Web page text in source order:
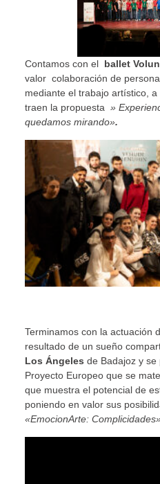
Contamos con el ballet
valor colaboración de
mediante el trabajo artístico,
traen la propuesta »
quedamos mirando».
Terminamos con la actuación
resultado de un sueño
Los Ángeles de Badajoz y se
Proyecto Europeo que se
que muestra el potencial de
poniendo en valor sus
«EmocionArte: